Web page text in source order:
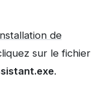
de
sur le fichier
.